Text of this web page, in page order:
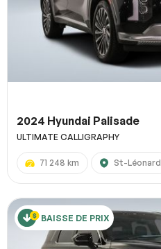
2024 Hyundai Palisade
ULTIMATE CALLIGRAPHY
71 248 km St-Léonard
BAISSE DE PRIX